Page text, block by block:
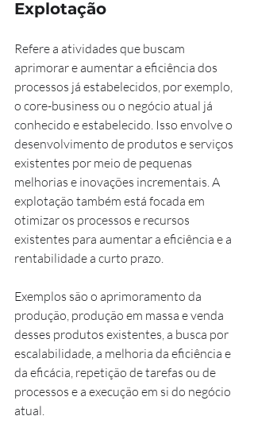
Explotação
Refere a atividades que buscam
aprimorar e aumentar a eficiência dos
processos já estabelecidos, por exemplo,
o core-business ou o negócio atual já
conhecido e estabelecido. Isso envolve o
desenvolvimento de produtos e serviços
existentes por meio de pequenas
melhorias e inovações incrementais. A
explotação também está focada em
otimizar os processos e recursos
existentes para aumentar a eficiência e a
rentabilidade a curto prazo.
Exemplos são o aprimoramento da
produção, produção em massa e venda
desses produtos existentes, a busca por
escalabilidade, a melhoria da eficiência e
da eficácia, repetição de tarefas ou de
processos e a execução em si do negócio
atual.